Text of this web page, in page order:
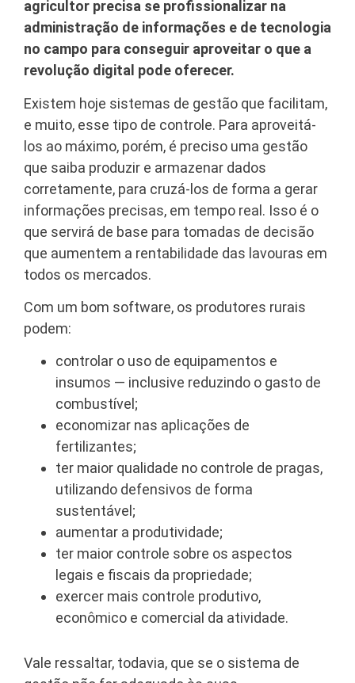
agricultor precisa se profissionalizar na
administração de informações e de tecnologia
no campo para conseguir aproveitar o que a
revolução digital pode oferecer.
Existem hoje sistemas de gestão que facilitam,
e muito, esse tipo de controle. Para aproveitá-
los ao máximo, porém, é preciso uma gestão
que saiba produzir e armazenar dados
corretamente, para cruzá-los de forma a gerar
informações precisas, em tempo real. Isso é o
que servirá de base para tomadas de decisão
que aumentem a rentabilidade das lavouras em
todos os mercados.
Com um bom software, os produtores rurais
podem:
controlar o uso de equipamentos e
insumos — inclusive reduzindo o gasto de
combustível;
economizar nas aplicações de
fertilizantes;
ter maior qualidade no controle de pragas,
utilizando defensivos de forma
sustentável;
aumentar a produtividade;
ter maior controle sobre os aspectos
legais e fiscais da propriedade;
exercer mais controle produtivo,
econômico e comercial da atividade.
Vale ressaltar, todavia, que se o sistema de